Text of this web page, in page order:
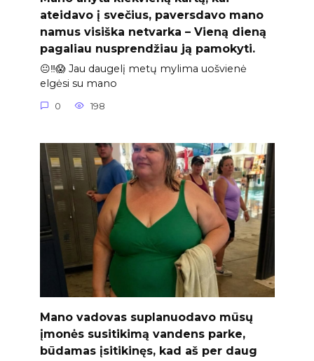
ateidavo į svečius, paversdavo mano
namus visiška netvarka – Vieną dieną
pagaliau nusprendžiau ją pamokyti.
😐‼️😱 Jau daugelį metų mylima uošvienė
elgėsi su mano
0 198
Mano vadovas suplanuodavo mūsų
įmonės susitikimą vandens parke,
būdamas įsitikinęs, kad aš per daug